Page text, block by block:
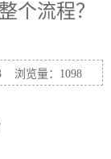
个流程？
浏览量： 1098